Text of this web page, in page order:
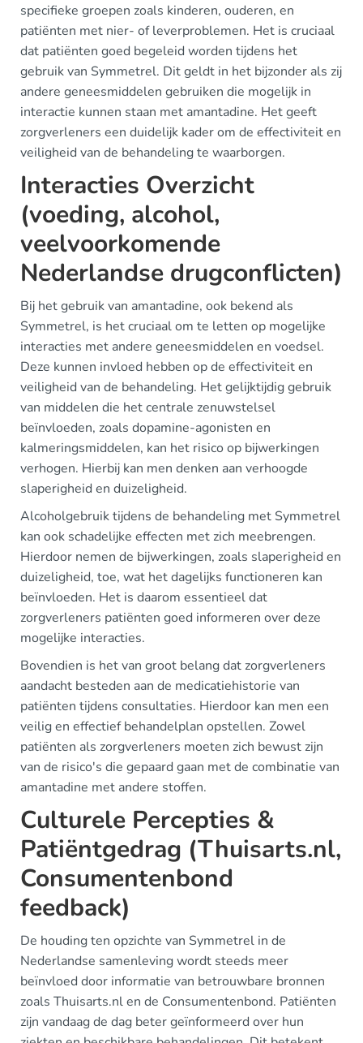
specifieke groepen zoals kinderen, ouderen, en
patiënten met nier- of leverproblemen. Het is cruciaal
dat patiënten goed begeleid worden tijdens het
gebruik van Symmetrel. Dit geldt in het bijzonder als zij
andere geneesmiddelen gebruiken die mogelijk in
interactie kunnen staan met amantadine. Het geeft
zorgverleners een duidelijk kader om de effectiviteit en
veiligheid van de behandeling te waarborgen.
Interacties Overzicht
(voeding, alcohol,
veelvoorkomende
Nederlandse drugconflicten)
Bij het gebruik van amantadine, ook bekend als
Symmetrel, is het cruciaal om te letten op mogelijke
interacties met andere geneesmiddelen en voedsel.
Deze kunnen invloed hebben op de effectiviteit en
veiligheid van de behandeling. Het gelijktijdig gebruik
van middelen die het centrale zenuwstelsel
beïnvloeden, zoals dopamine-agonisten en
kalmeringsmiddelen, kan het risico op bijwerkingen
verhogen. Hierbij kan men denken aan verhoogde
slaperigheid en duizeligheid.
Alcoholgebruik tijdens de behandeling met Symmetrel
kan ook schadelijke effecten met zich meebrengen.
Hierdoor nemen de bijwerkingen, zoals slaperigheid en
duizeligheid, toe, wat het dagelijks functioneren kan
beïnvloeden. Het is daarom essentieel dat
zorgverleners patiënten goed informeren over deze
mogelijke interacties.
Bovendien is het van groot belang dat zorgverleners
aandacht besteden aan de medicatiehistorie van
patiënten tijdens consultaties. Hierdoor kan men een
veilig en effectief behandelplan opstellen. Zowel
patiënten als zorgverleners moeten zich bewust zijn
van de risico's die gepaard gaan met de combinatie van
amantadine met andere stoffen.
Culturele Percepties &
Patiëntgedrag (Thuisarts.nl,
Consumentenbond
feedback)
De houding ten opzichte van Symmetrel in de
Nederlandse samenleving wordt steeds meer
beïnvloed door informatie van betrouwbare bronnen
zoals Thuisarts.nl en de Consumentenbond. Patiënten
zijn vandaag de dag beter geïnformeerd over hun